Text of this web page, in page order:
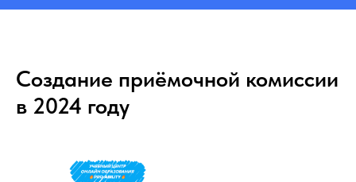
Создание приёмочной комиссии
в 2024 году